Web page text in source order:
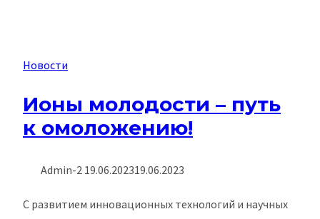
Новости
Ионы молодости – путь
к омоложению!
Admin-2 19.06.202319.06.2023
С развитием инновационных технологий и научных